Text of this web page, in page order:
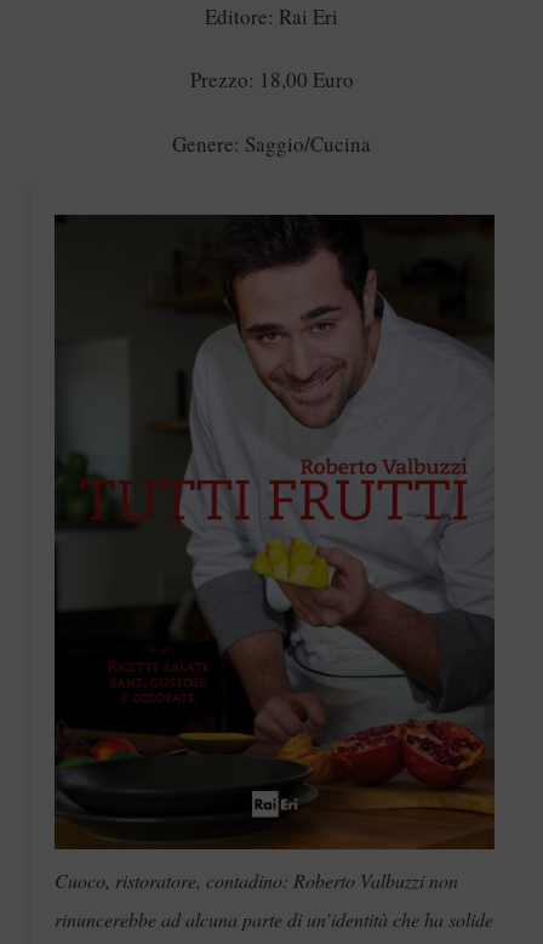
Editore: Rai Eri
Prezzo: 18,00 Euro
Genere: Saggio/Cucina
Cuoco, ristoratore, contadino: Roberto Valbuzzi non
rinuncerebbe ad alcuna parte di un’identità che ha solide